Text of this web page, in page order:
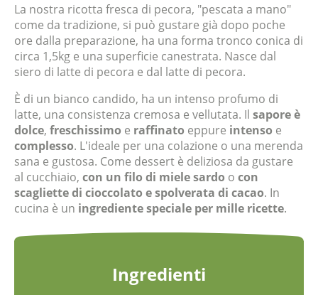
La nostra ricotta fresca di pecora, "pescata a mano"
come da tradizione, si può gustare già dopo poche
ore dalla preparazione, ha una forma tronco conica di
circa 1,5kg e una superficie canestrata. Nasce dal
siero di latte di pecora e dal latte di pecora.
È di un bianco candido, ha un intenso profumo di
latte, una consistenza cremosa e vellutata. Il sapore è
dolce, freschissimo e raffinato eppure intenso e
complesso. L'ideale per una colazione o una merenda
sana e gustosa. Come dessert è deliziosa da gustare
al cucchiaio, con un filo di miele sardo o con
scagliette di cioccolato e spolverata di cacao. In
cucina è un ingrediente speciale per mille ricette.
Ingredienti